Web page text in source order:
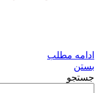
ادامه مطلب
بستن
جستجو